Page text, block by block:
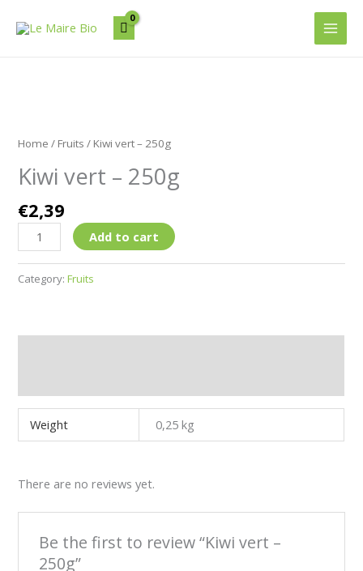
Main
Home / Fruits / Kiwi vert – 250g
Kiwi vert – 250g
€2,39
vert
250g
Add to cart
Category:Fruits
Weight 0,25 kg
There are no reviews yet.
Be the first to review “Kiwi vert –
250g”